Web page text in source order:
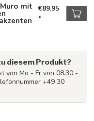
mit
€89,95
*
diesem Produkt?
von Mo - Fr von 08.30 -
+49 30